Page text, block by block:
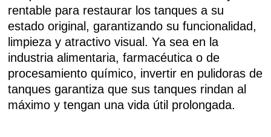
rentable para restaurar los tanques a su
estado original, garantizando su funcionalidad,
limpieza y atractivo visual. Ya sea en la
industria alimentaria, farmacéutica o de
procesamiento químico, invertir en pulidoras de
tanques garantiza que sus tanques rindan al
máximo y tengan una vida útil prolongada.